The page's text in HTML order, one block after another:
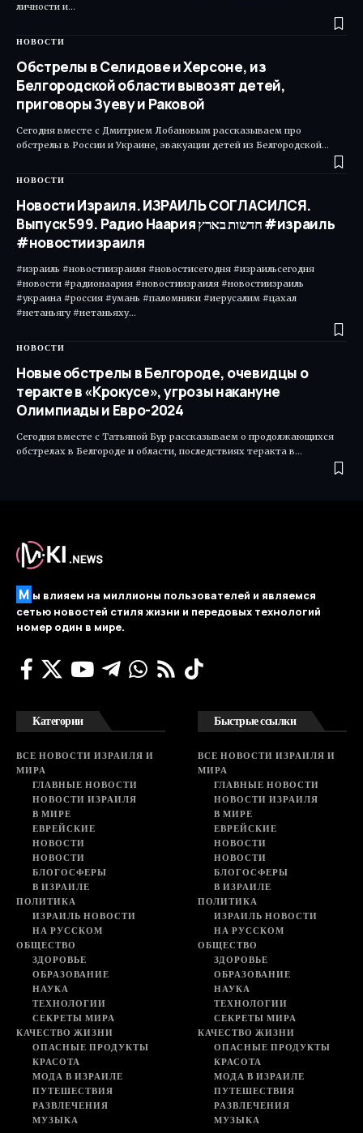
личности и…
НОВОСТИ
Обстрелы в Селидове и Херсоне, из
Белгородской области вывозят детей,
приговоры Зуеву и Раковой
Сегодня вместе с Дмитрием Лобановым рассказываем про
обстрелы в России и Украине, эвакуации детей из Белгородской…
НОВОСТИ
Новости Израиля. ИЗРАИЛЬ СОГЛАСИЛСЯ.
Выпуск 599. Радио Наария חדשות בארץ #израиль
#новостиизраиля
#израиль #новостиизраиля #новостисегодня #израильсегодня
#новости #радионаария #новостиизраиля #новостиизраиль
#украина #россия #умань #паломники #иерусалим #цахал
#нетаньягу #нетаньяху…
НОВОСТИ
Новые обстрелы в Белгороде, очевидцы о
теракте в «Крокусе», угрозы накануне
Олимпиады и Евро-2024
Сегодня вместе с Татьяной Бур рассказываем о продолжающихся
обстрелах в Белгороде и области, последствиях теракта в…
М ы влияем на миллионы пользователей и являемся
сетью новостей стиля жизни и передовых технологий
номер один в мире.
Категории
ВСЕ НОВОСТИ ИЗРАИЛЯ И
МИРА
ГЛАВНЫЕ НОВОСТИ
НОВОСТИ ИЗРАИЛЯ
В МИРЕ
ЕВРЕЙСКИЕ
НОВОСТИ
НОВОСТИ
БЛОГОСФЕРЫ
В ИЗРАИЛЕ
ПОЛИТИКА
ИЗРАИЛЬ НОВОСТИ
НА РУССКОМ
ОБЩЕСТВО
ЗДОРОВЬЕ
ОБРАЗОВАНИЕ
НАУКА
ТЕХНОЛОГИИ
СЕКРЕТЫ МИРА
КАЧЕСТВО ЖИЗНИ
ОПАСНЫЕ ПРОДУКТЫ
КРАСОТА
МОДА В ИЗРАИЛЕ
ПУТЕШЕСТВИЯ
РАЗВЛЕЧЕНИЯ
МУЗЫКА
Быстрые ссылки
ВСЕ НОВОСТИ ИЗРАИЛЯ И
МИРА
ГЛАВНЫЕ НОВОСТИ
НОВОСТИ ИЗРАИЛЯ
В МИРЕ
ЕВРЕЙСКИЕ
НОВОСТИ
НОВОСТИ
БЛОГОСФЕРЫ
В ИЗРАИЛЕ
ПОЛИТИКА
ИЗРАИЛЬ НОВОСТИ
НА РУССКОМ
ОБЩЕСТВО
ЗДОРОВЬЕ
ОБРАЗОВАНИЕ
НАУКА
ТЕХНОЛОГИИ
СЕКРЕТЫ МИРА
КАЧЕСТВО ЖИЗНИ
ОПАСНЫЕ ПРОДУКТЫ
КРАСОТА
МОДА В ИЗРАИЛЕ
ПУТЕШЕСТВИЯ
РАЗВЛЕЧЕНИЯ
МУЗЫКА